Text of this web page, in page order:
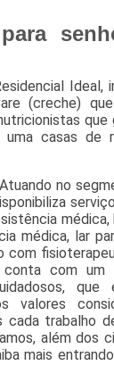
Ideal,
(creche)
casas de
no
médica,
médica, lar
com
com um
que
valores
cada trabalho
além dos
mais